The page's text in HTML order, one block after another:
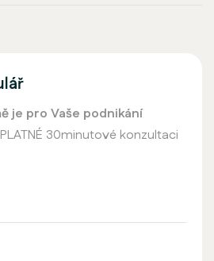
je pro Vaše podnikání
30minutové konzultaci